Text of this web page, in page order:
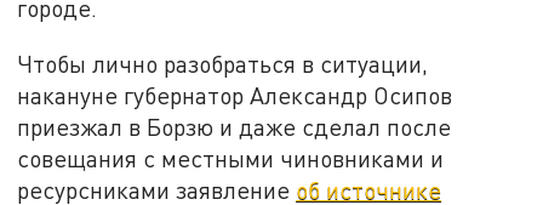
городе.
Чтобы лично разобраться в ситуации,
накануне губернатор Александр Осипов
приезжал в Борзю и даже сделал после
совещания с местными чиновниками и
ресурсниками заявление об источнике